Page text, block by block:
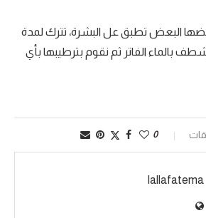
البعض تطبق عل البشرة، تترك لمدة
بالماء الفاتر ثم نقوم بترطيبها بأي
0
lallafatema